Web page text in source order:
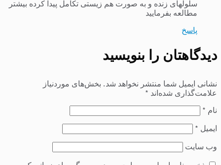
سلولهای زنده و به صورت هم زیستی تکامل پیدا کرده بیشتر
مطالعه بفرمایید
پاسخ
دیدگاهتان را بنویسید
نشانی ایمیل شما منتشر نخواهد شد. بخش‌های موردنیاز
علامت‌گذاری شده‌اند *
نام *
ایمیل *
وب‌ سایت